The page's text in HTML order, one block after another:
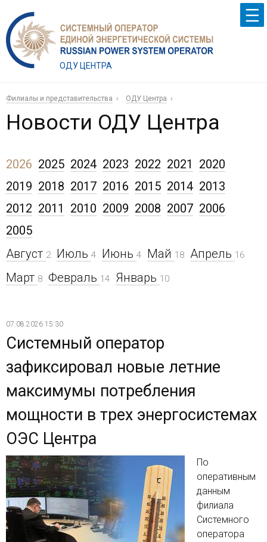
ОДУ ЦЕНТРА
Филиалы и представительства ОДУ Центра
Новости ОДУ Центра
2026
Август 2 Июль 4 Июнь 4 Май 18 Апрель 16
Март 8 Февраль 14 Январь 10
2025 2024 2023 2022 2021
2020
2019 2018 2017 2016 2015 2014 2013
2012 2011 2010 2009 2008 2007 2006
2005
07.08.2026 15:30
Системный оператор
зафиксировал новые летние
максимумы потребления
мощности в трех энергосистемах
ОЭС Центра
По
оперативным
данным
филиала
Системного
оператора